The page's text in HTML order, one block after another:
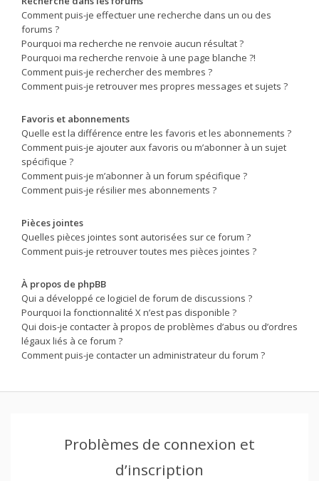
Comment puis-je effectuer une recherche dans un ou des
forums ?
Pourquoi ma recherche ne renvoie aucun résultat ?
Pourquoi ma recherche renvoie à une page blanche ?!
Comment puis-je rechercher des membres ?
Comment puis-je retrouver mes propres messages et sujets ?
Favoris et abonnements
Quelle est la différence entre les favoris et les abonnements ?
Comment puis-je ajouter aux favoris ou m’abonner à un sujet
spécifique ?
Comment puis-je m’abonner à un forum spécifique ?
Comment puis-je résilier mes abonnements ?
Pièces jointes
Quelles pièces jointes sont autorisées sur ce forum ?
Comment puis-je retrouver toutes mes pièces jointes ?
À propos de phpBB
Qui a développé ce logiciel de forum de discussions ?
Pourquoi la fonctionnalité X n’est pas disponible ?
Qui dois-je contacter à propos de problèmes d’abus ou d’ordres
légaux liés à ce forum ?
Comment puis-je contacter un administrateur du forum ?
Problèmes de connexion et
d’inscription